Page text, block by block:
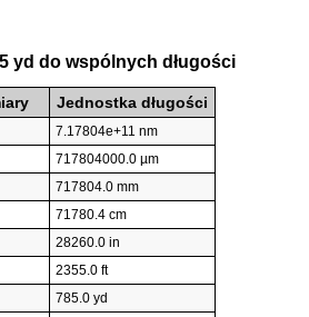
yd do wspólnych długości
Jednostka długości
7.17804e+11 nm
717804000.0 µm
717804.0 mm
71780.4 cm
28260.0 in
2355.0 ft
785.0 yd